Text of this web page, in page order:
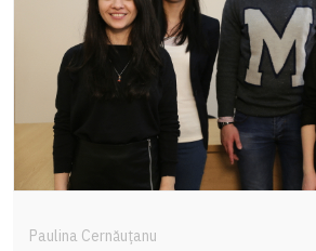
Paulina Cernăuțanu